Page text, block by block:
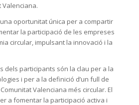
Valenciana.
oportunitat única per a compartir
la participació de les empreses
circular, impulsant la innovació i la
dels participants són la clau per a la
i per a la definició d’un full de
Valenciana més circular. El
a fomentar la participació activa i